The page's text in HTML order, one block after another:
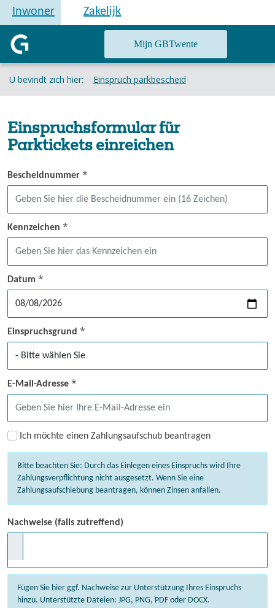
Inwoner Zakelijk
Mijn GBTwente
U bevindt zich hier: Einspruch parkbescheid
Einspruchsformular für
Parktickets einreichen
Bescheidnummer *
Kennzeichen *
Datum *
Einspruchsgrund *
E-Mail-Adresse *
Ich möchte einen Zahlungsaufschub beantragen
Bitte beachten Sie: Durch das Einlegen eines Einspruchs wird Ihre
Zahlungsverpflichtung nicht ausgesetzt. Wenn Sie eine
Zahlungsaufschiebung beantragen, können Zinsen anfallen.
Nachweise (falls zutreffend)
Fügen Sie hier ggf. Nachweise zur Unterstützung Ihres Einspruchs
hinzu. Unterstützte Dateien: JPG, PNG, PDF oder DOCX.